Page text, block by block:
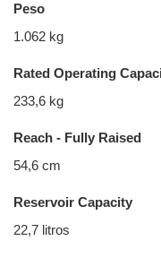
Peso
1.062 kg
Rated Operating
233,6 kg
Reach - Fully Raised
54,6 cm
Reservoir Capacity
22,7 litros